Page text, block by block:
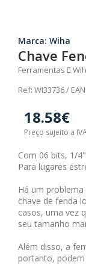
Marca: Wiha
Chave
Ferramentas
Ref: WI33736 /
18.58€
Preço sujeito a
Com 06 bits, 1/
Para lugares
Há um
chave de fenda
casos, uma vez
seu tamanho
Além disso, a
portanto,